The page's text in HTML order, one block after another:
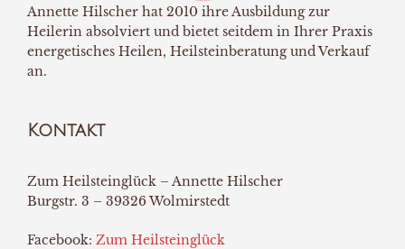
Annette Hilscher hat 2010 ihre Ausbildung zur
Heilerin absolviert und bietet seitdem in Ihrer Praxis
energetisches Heilen, Heilsteinberatung und Verkauf
an.
Kontakt
Zum Heilsteinglück – Annette Hilscher
Burgstr. 3 – 39326 Wolmirstedt
Facebook: Zum Heilsteinglück